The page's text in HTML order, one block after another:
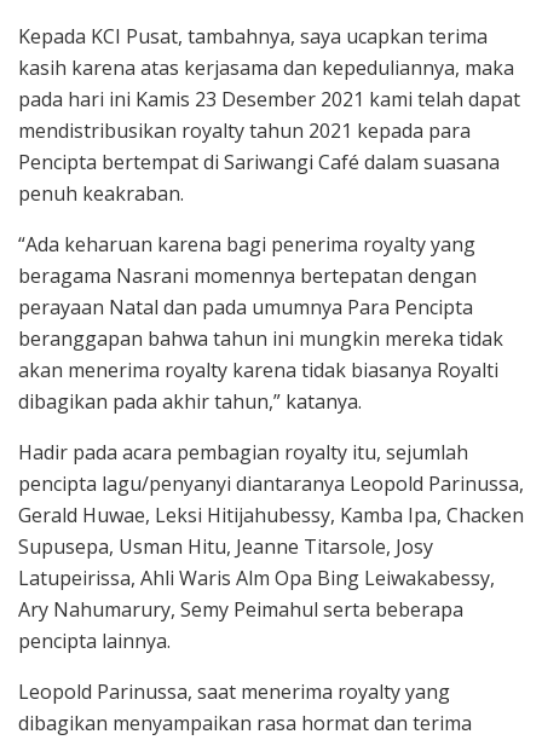
Kepada KCI Pusat, tambahnya, saya ucapkan terima
kasih karena atas kerjasama dan kepeduliannya, maka
pada hari ini Kamis 23 Desember 2021 kami telah dapat
mendistribusikan royalty tahun 2021 kepada para
Pencipta bertempat di Sariwangi Café dalam suasana
penuh keakraban.
“Ada keharuan karena bagi penerima royalty yang
beragama Nasrani momennya bertepatan dengan
perayaan Natal dan pada umumnya Para Pencipta
beranggapan bahwa tahun ini mungkin mereka tidak
akan menerima royalty karena tidak biasanya Royalti
dibagikan pada akhir tahun,” katanya.
Hadir pada acara pembagian royalty itu, sejumlah
pencipta lagu/penyanyi diantaranya Leopold Parinussa,
Gerald Huwae, Leksi Hitijahubessy, Kamba Ipa, Chacken
Supusepa, Usman Hitu, Jeanne Titarsole, Josy
Latupeirissa, Ahli Waris Alm Opa Bing Leiwakabessy,
Ary Nahumarury, Semy Peimahul serta beberapa
pencipta lainnya.
Leopold Parinussa, saat menerima royalty yang
dibagikan menyampaikan rasa hormat dan terima